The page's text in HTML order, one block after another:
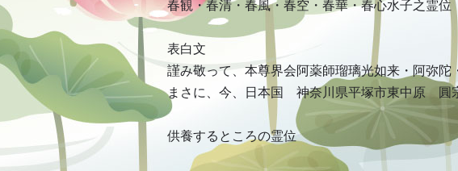
春観・春清・春風・春空・春華・春心水子之霊
表白文
謹み敬って、本尊界会阿薬師瑠璃光如来・阿弥陀
まさに、今、日本国 神奈川県平塚市東中原 圓
供養するところの霊位